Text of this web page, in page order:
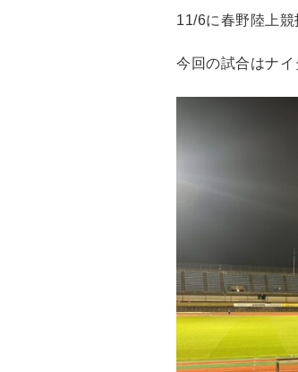
11/6に春野陸上競
今回の試合はナ